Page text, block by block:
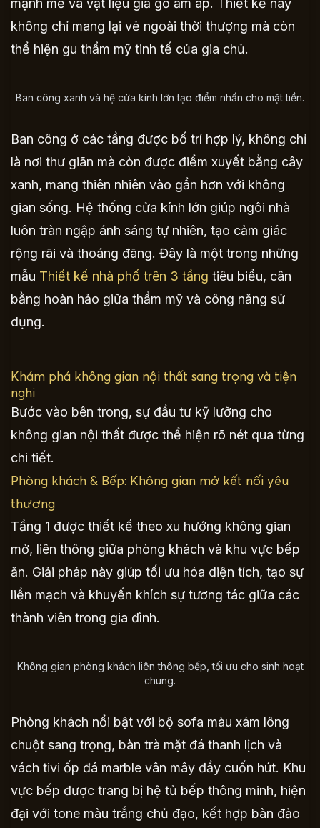
mạnh mẽ và vật liệu giả gỗ ấm áp. Thiết kế này
không chỉ mang lại vẻ ngoài thời thượng mà còn
thể hiện gu thẩm mỹ tinh tế của gia chủ.
Ban công xanh và hệ cửa kính lớn tạo điểm nhấn cho mặt tiền.
Ban công ở các tầng được bố trí hợp lý, không chỉ
là nơi thư giãn mà còn được điểm xuyết bằng cây
xanh, mang thiên nhiên vào gần hơn với không
gian sống. Hệ thống cửa kính lớn giúp ngôi nhà
luôn tràn ngập ánh sáng tự nhiên, tạo cảm giác
rộng rãi và thoáng đãng. Đây là một trong những
mẫu Thiết kế nhà phố trên 3 tầng tiêu biểu, cân
bằng hoàn hảo giữa thẩm mỹ và công năng sử
dụng.
Khám phá không gian nội thất sang trọng và tiện
nghi
Bước vào bên trong, sự đầu tư kỹ lưỡng cho
không gian nội thất được thể hiện rõ nét qua từng
chi tiết.
Phòng khách & Bếp: Không gian mở kết nối yêu
thương
Tầng 1 được thiết kế theo xu hướng không gian
mở, liên thông giữa phòng khách và khu vực bếp
ăn. Giải pháp này giúp tối ưu hóa diện tích, tạo sự
liền mạch và khuyến khích sự tương tác giữa các
thành viên trong gia đình.
Không gian phòng khách liên thông bếp, tối ưu cho sinh hoạt
chung.
Phòng khách nổi bật với bộ sofa màu xám lông
chuột sang trọng, bàn trà mặt đá thanh lịch và
vách tivi ốp đá marble vân mây đầy cuốn hút. Khu
vực bếp được trang bị hệ tủ bếp thông minh, hiện
đại với tone màu trắng chủ đạo, kết hợp bàn đảo